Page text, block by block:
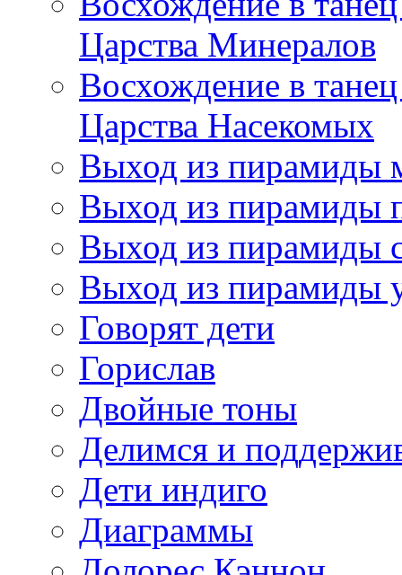
Царства Минералов
Восхождение в
Царства Насекомых
Выход из пирамиды
Выход из пирамиды
Выход из пирамиды
Выход из пирамиды
Говорят дети
Горислав
Двойные тоны
Делимся и
Дети индиго
Диаграммы